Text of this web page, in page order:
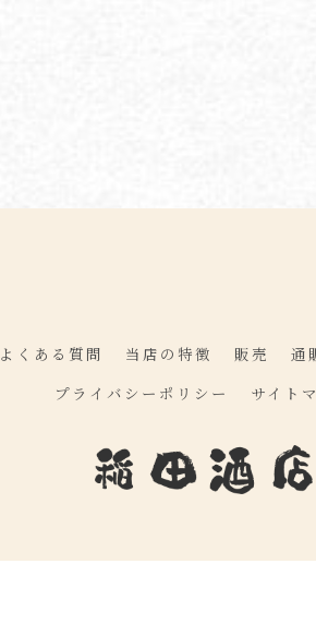
よくある質問 当店の特徴 販売 通
プライバシーポリシー
サイト